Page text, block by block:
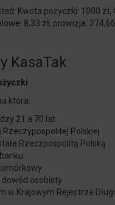
Kwota pożyczki: 1000
8,33 zł, prowizja:
KasaTak
która:
21 a 70 lat
Polskiej
Rzeczpospolitą Polską
osobisty
w Krajowym Rejestrze